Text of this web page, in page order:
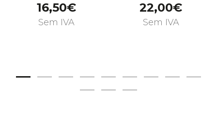
16,50€
Sem IVA
22,00€
Sem IVA